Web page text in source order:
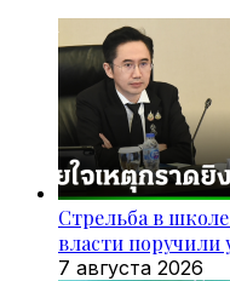
Стрельба в
власти поручили
7 августа 2026